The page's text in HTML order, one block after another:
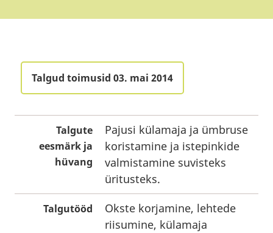
Talgud toimusid 03. mai 2014
Talgute
eesmärk ja
hüvang
Pajusi külamaja ja ümbruse
koristamine ja istepinkide
valmistamine suvisteks
üritusteks.
Talgutööd
Okste korjamine, lehtede
riisumine, külamaja